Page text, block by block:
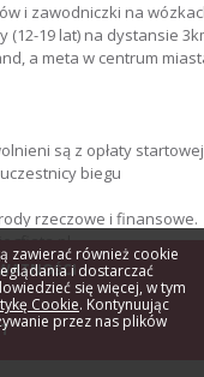
i zawodniczki na
(12-19 lat) na dystansie
a meta w centrum
są z opłaty
biegu
rzeczowe i finansowe.
zawierać również cookie
i dostarczać
się więcej, w tym
Cookie. Kontynuując
przez nas plików